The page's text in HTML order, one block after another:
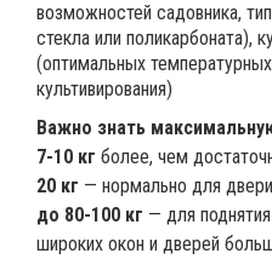
возможностей садовника,
стекла или поликарбоната),
(оптимальных
культивирования)
Важно знать
7-10 кг более, чем
20 кг — нормально для двери
до 80-100 кг — для
широких окон и дверей